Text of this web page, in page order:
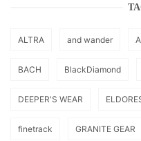
ALTRA and wander
BACH BlackDiamond
DEEPER'S WEAR
finetrack GRANITE GEAR